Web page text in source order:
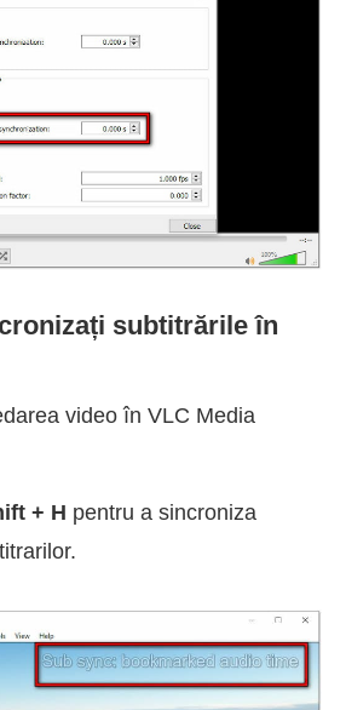
subtitrările în
video în VLC Media
+ H pentru a sincroniza